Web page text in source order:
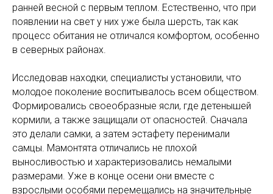
ранней весной с первым теплом. Естественно, что при
появлении на свет у них уже была шерсть, так как
процесс обитания не отличался комфортом, особенно
в северных районах.
Исследовав находки, специалисты установили, что
молодое поколение воспитывалось всем обществом.
Формировались своеобразные ясли, где детенышей
кормили, а также защищали от опасностей. Сначала
это делали самки, а затем эстафету перенимали
самцы. Мамонтята отличались не плохой
выносливостью и характеризовались немалыми
размерами. Уже в конце осени они вместе с
взрослыми особями перемещались на значительные